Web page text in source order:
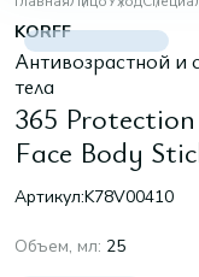
KORFF
Антивозрастной и
тела
365
Face Body
Артикул:K78V00410
Объем, мл: 25